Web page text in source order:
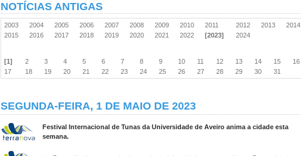
NOTÍCIAS ANTIGAS
2003 2004 2005 2006 2007 2008 2009 2010 2011 2012 2013
2014
2015
2016 2017 2018 2019 2020 2021 2022 [2023] 2024
[1] 2 3 4 5 6 7 8 9 10 11 12 13 14 15
16
17
18 19 20 21 22 23 24 25 26 27 28 29 30 31
SEGUNDA-FEIRA, 1 DE MAIO DE 2023
Festival Internacional de Tunas da Universidade de Aveiro anima a cidade esta
semana.